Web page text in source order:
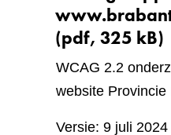
(pdf, 325 kB)
WCAG 2.2
website
Versie: 9 juli 2024